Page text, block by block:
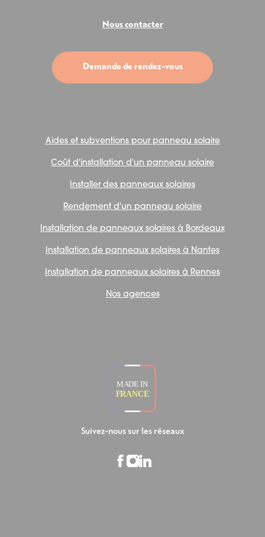
Nous contacter
Demande de rendez-vous
Aides et subventions pour panneau solaire
Coût d'installation d'un panneau solaire
Installer des panneaux solaires
Rendement d'un panneau solaire
Installation de panneaux solaires à Bordeaux
Installation de panneaux solaires à Nantes
Installation de panneaux solaires à Rennes
Nos agences
Suivez-nous sur les réseaux
Facebook
Instagram
LinkedIn